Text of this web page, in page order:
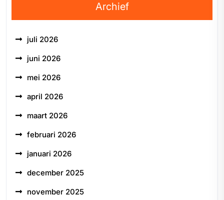
Archief
juli 2026
juni 2026
mei 2026
april 2026
maart 2026
februari 2026
januari 2026
december 2025
november 2025